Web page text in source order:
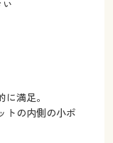
い
満足。
トの内側の小ポ